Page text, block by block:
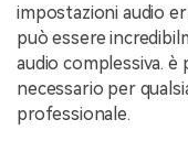
impostazioni audio
può essere
audio complessiva.
necessario per
professionale.